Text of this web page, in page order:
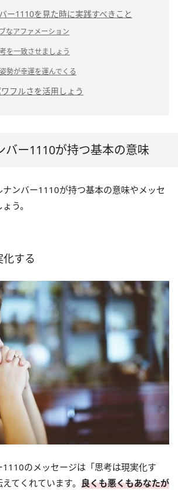
ー1110を見た時に実践すべきこと
なアファメーション
を一致させましょう
勢が幸運を運んでくる
フルさを活用しょう
バー1110が持つ基本の意味
ナンバー1110が持つ基本の意味やメッセ
う。
化する
のメッセージは「思考は現実化す
てくれています。 良くも悪くもあなたが